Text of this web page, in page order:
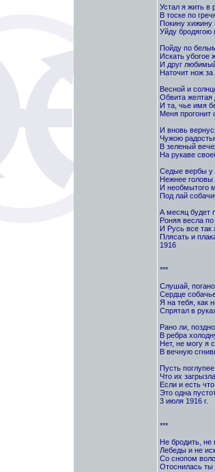
Устал я жить в
В тоске по
Покину хижину
Уйду бродягою
Пойду по
Искать убогое
И друг
Наточит нож за
Весной и
Обвита желтая
И та, чье имя
Меня прогонит
И вновь
Чужою
В зеленый
На рукаве
Седые вербы у
Нежнее головы
И необмытого
Под лай
А месяц будет
Роняя весла по
И Русь все так
Плясать и
1916
***
Слушай,
Сердце
Я на тебя, как
Спрятал в
Рано ли,
В ребра
Нет, не могу я
В вечную
Пусть
Что их
Если и есть
Это одна
3 июля 1916 г.
***
Не бродить, не
Лебеды и не
Со снопом
Отоснилась ты